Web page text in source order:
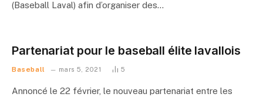
(Baseball Laval) afin d’organiser des…
Partenariat pour le baseball élite lavallois
Baseball mars 5, 2021 5
Annoncé le 22 février, le nouveau partenariat entre les